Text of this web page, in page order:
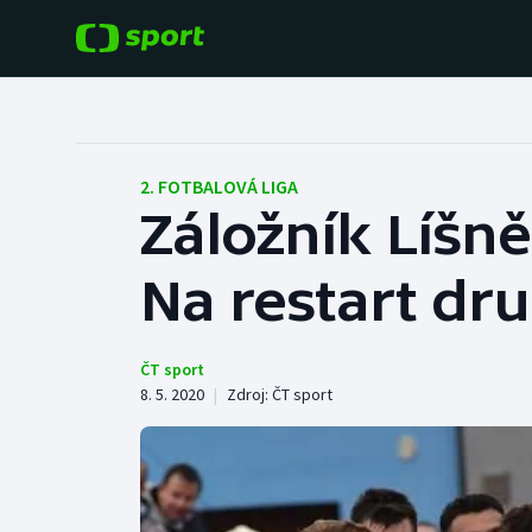
Hokej
Tenis
Cyklistika
Baseball a softbal
Basketbal
Boby a skeleton
Box
2. FOTBALOVÁ LIGA
Záložník
Na restart
ČT sport
8. 5. 2020 | Zdroj: ČT sport